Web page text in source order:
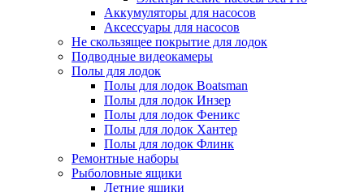
Аккумуляторы для насосов
Аксессуары для насосов
Не скользящее покрытие для лодок
Подводные видеокамеры
Полы для лодок
Полы для лодок Boatsman
Полы для лодок Инзер
Полы для лодок Феникс
Полы для лодок Хантер
Полы для лодок Флинк
Ремонтные наборы
Рыболовные ящики
Летние ящики